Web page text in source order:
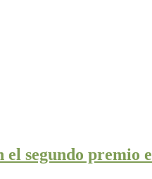
el segundo premio